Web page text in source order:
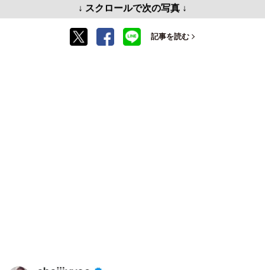
↓ スクロールで次の写真 ↓
記事を読む